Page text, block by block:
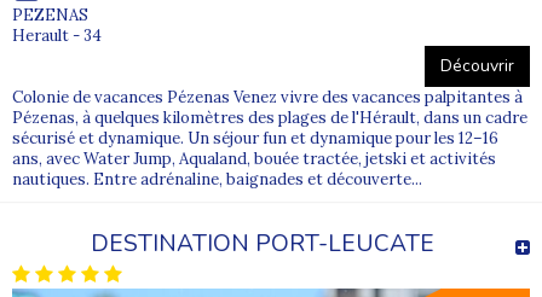
PEZENAS
Herault - 34
Découvrir
Colonie de vacances Pézenas Venez vivre des vacances palpitantes à
Pézenas, à quelques kilomètres des plages de l'Hérault, dans un cadre
sécurisé et dynamique. Un séjour fun et dynamique pour les 12–16
ans, avec Water Jump, Aqualand, bouée tractée, jetski et activités
nautiques. Entre adrénaline, baignades et découverte...
DESTINATION PORT-LEUCATE